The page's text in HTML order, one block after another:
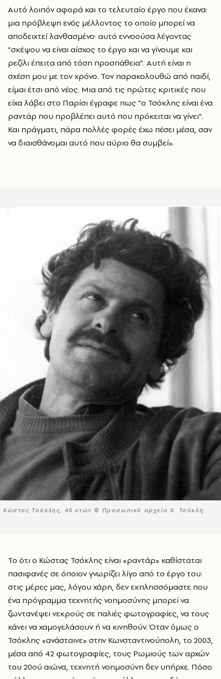
Αυτό λοιπόν αφορά και το τελευταίο έργο που έκανα:
μια πρόβλεψη ενός μέλλοντος το οποίο μπορεί να
αποδειχτεί λανθασμένο· αυτό εννοούσα λέγοντας
“σκέψου να είναι αίσχος το έργο και να γίνουμε και
ρεζίλι έπειτα από τόση προσπάθεια”. Αυτή είναι η
σχέση μου με τον χρόνο. Τον παρακολουθώ από παιδί,
είμαι έτσι από νέος. Μια από τις πρώτες κριτικές που
είχα λάβει στο Παρίσι έγραφε πως “ο Τσόκλης είναι ένα
ραντάρ που προβλέπει αυτό που πρόκειται να γίνει”.
Και πράγματι, πάρα πολλές φορές έχω πέσει μέσα, σαν
να διαισθάνομαι αυτό που αύριο θα συμβεί».
Κώστας Τσόκλης, 45 ετών © Προσωπικό αρχείο Κ. Τσόκλη
Το ότι ο Κώστας Τσόκλης είναι «ραντάρ» καθίσταται
πασιφανές σε όποιον γνωρίζει λίγο από το έργο του:
στις μέρες μας, λόγου χάρη, δεν εκπλησσόμαστε που
ένα πρόγραμμα τεχνητής νοημοσύνης μπορεί να
ζωντανέψει νεκρούς σε παλιές φωτογραφίες, να τους
κάνει να χαμογελάσουν ή να κινηθούν. Όταν όμως ο
Τσόκλης «ανάσταινε» στην Κωνσταντινούπολη, το 2003,
μέσα από 42 φωτογραφίες, τους Ρωμιούς των αρχών
του 20ού αιώνα, τεχνητή νοημοσύνη δεν υπήρχε. Πόσο